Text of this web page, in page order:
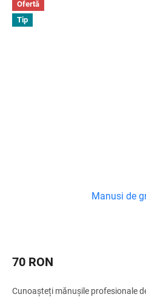
Ofertă
Tip
Manusi de
70 RON
Cunoașteți mănușile profesionale